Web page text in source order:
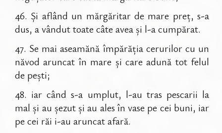
46. Și aflând un mărgăritar de mare preț, s-a
dus, a vândut toate câte avea și l-a cumpărat.
47. Se mai aseamănă împărăția cerurilor cu un
năvod aruncat în mare și care adună tot felul
de pești;
48. iar când s-a umplut, l-au tras pescarii la
mal și au șezut și au ales în vase pe cei buni, iar
pe cei răi i-au aruncat afară.